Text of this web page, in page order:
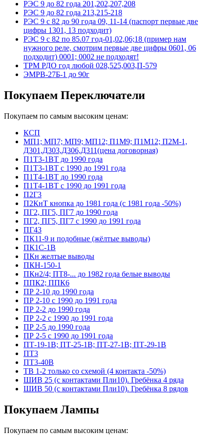
РЭС 9 до 82 года 201,202,207,208
РЭС 9 до 82 года 213,215-218
РЭС 9 с 82 до 90 года 09, 11-14 (паспорт первые две
цифры 1301, 13 подходит)
РЭС 9 с 82 по 85.07 год-01,02,06;18 (пример нам
нужного реле, смотрим первые две цифры 0601, 06
подходит) 0001; 0002 не подходят!
ТРМ РДО год любой 028,525,003,П-579
ЭМРВ-27Б-1 до 90г
Покупаем Переключатели
Покупаем по самым высоким ценам:
КСП
МП1; МП7; МП9; МП12; П1М9; П1М12; П2М-1,
Д301,Д303,Д306,Д311(цена договорная)
П1Т3-1ВТ до 1990 года
П1Т3-1ВТ с 1990 до 1991 года
П1Т4-1ВТ до 1990 года
П1Т4-1ВТ с 1990 до 1991 года
П2Г3
П2КнТ кнопка до 1981 года (с 1981 года -50%)
ПГ2, ПГ5, ПГ7 до 1990 года
ПГ2, ПГ5, ПГ7 с 1990 до 1991 года
ПГ43
ПК11-9 и подобные (жёлтые выводы)
ПК1С-1В
ПКн желтые выводы
ПКН-150-1
ПКн2/4; ПТ8-... до 1982 года белые выводы
ППК2; ППК6
ПР 2-10 до 1990 года
ПР 2-10 с 1990 до 1991 года
ПР 2-2 до 1990 года
ПР 2-2 с 1990 до 1991 года
ПР 2-5 до 1990 года
ПР 2-5 с 1990 до 1991 года
ПТ-19-1В; ПТ-25-1В; ПТ-27-1В; ПТ-29-1В
ПТ3
ПТ3-40В
ТВ 1-2 только со схемой (4 контакта -50%)
ШИВ 25 (с контактами Пли10). Гребёнка 4 ряда
ШИВ 50 (с контактами Пли10). Гребёнка 8 рядов
Покупаем Лампы
Покупаем по самым высоким ценам: